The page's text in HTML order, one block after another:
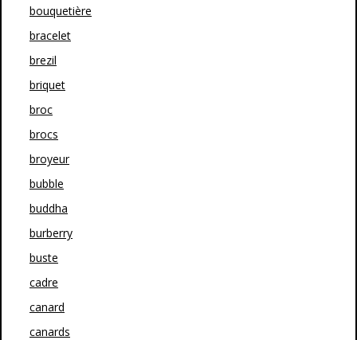
bouquetière
bracelet
brezil
briquet
broc
brocs
broyeur
bubble
buddha
burberry
buste
cadre
canard
canards